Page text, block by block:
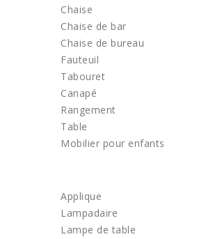
Chaise
Chaise de bar
Chaise de bureau
Fauteuil
Tabouret
Canapé
Rangement
Table
Mobilier pour enfants
Applique
Lampadaire
Lampe de table